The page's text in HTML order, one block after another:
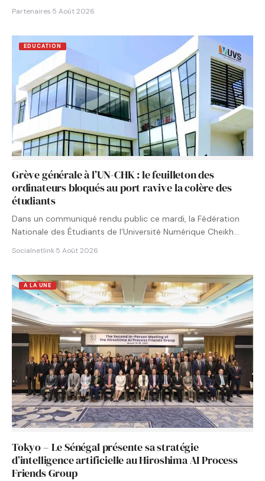
Partenaires·5 Août 2026
EDUCATION
Grève générale à l’UN-CHK : le feuilleton des
ordinateurs bloqués au port ravive la colère des
étudiants
Dans un communiqué rendu public ce mardi, la Fédération
Nationale des Étudiants de l’Université Numérique Cheikh
Socialnetlink·5 Août 2026
A LA UNE
Tokyo – Le Sénégal présente sa stratégie
d’intelligence artificielle au Hiroshima AI Process
Friends Group